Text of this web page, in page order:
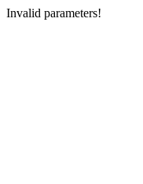
Invalid parameters!